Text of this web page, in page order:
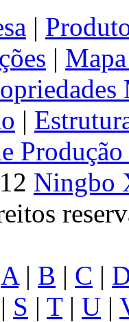
|
|
|
Ningbo
A| B | C |
| S | T| U |